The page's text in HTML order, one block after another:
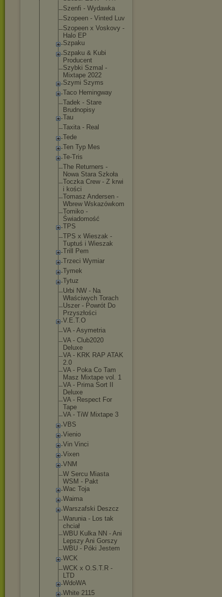
Szenfi - Wydawka
Szopeen - Vinted Luv
Szopeen x Voskovy -
Halo EP
Szpaku
Szpaku & Kubi
Producent
Szybki Szmal -
Mixtape 2022
Szymi Szyms
Taco Hemingway
Tadek - Stare
Brudnopisy
Tau
Taxita - Real
Tede
Ten Typ Mes
Te-Tris
The Returners -
Nowa Stara Szkoła
Toczka Crew - Z krwi
i kości
Tomasz Andersen -
Wbrew Wskazówkom
Tomiko -
Świadomość
TPS
TPS x Wieszak -
Tuptuś i Wieszak
Trill Pem
Trzeci Wymiar
Tymek
Tytuz
Urbi NW - Na
Właściwych Torach
Uszer - Powrót Do
Przyszłości
V.E.T.O
VA - Asymetria
VA - Club2020
Deluxe
VA - KRK RAP ATAK
2.0
VA - Poka Co Tam
Masz Mixtape vol. 1
VA - Prima Sort II
Deluxe
VA - Respect For
Tape
VA - TiW Mixtape 3
VBS
Vienio
Vin Vinci
Vixen
VNM
W Sercu Miasta
WSM - Pakt
Wac Toja
Waima
Warszafski Deszcz
Warunia - Los tak
chciał
WBU Kulka NN - Ani
Lepszy Ani Gorszy
WBU - Póki Jestem
WCK
WCK x O.S.T.R -
LTD
WdoWA
White 2115